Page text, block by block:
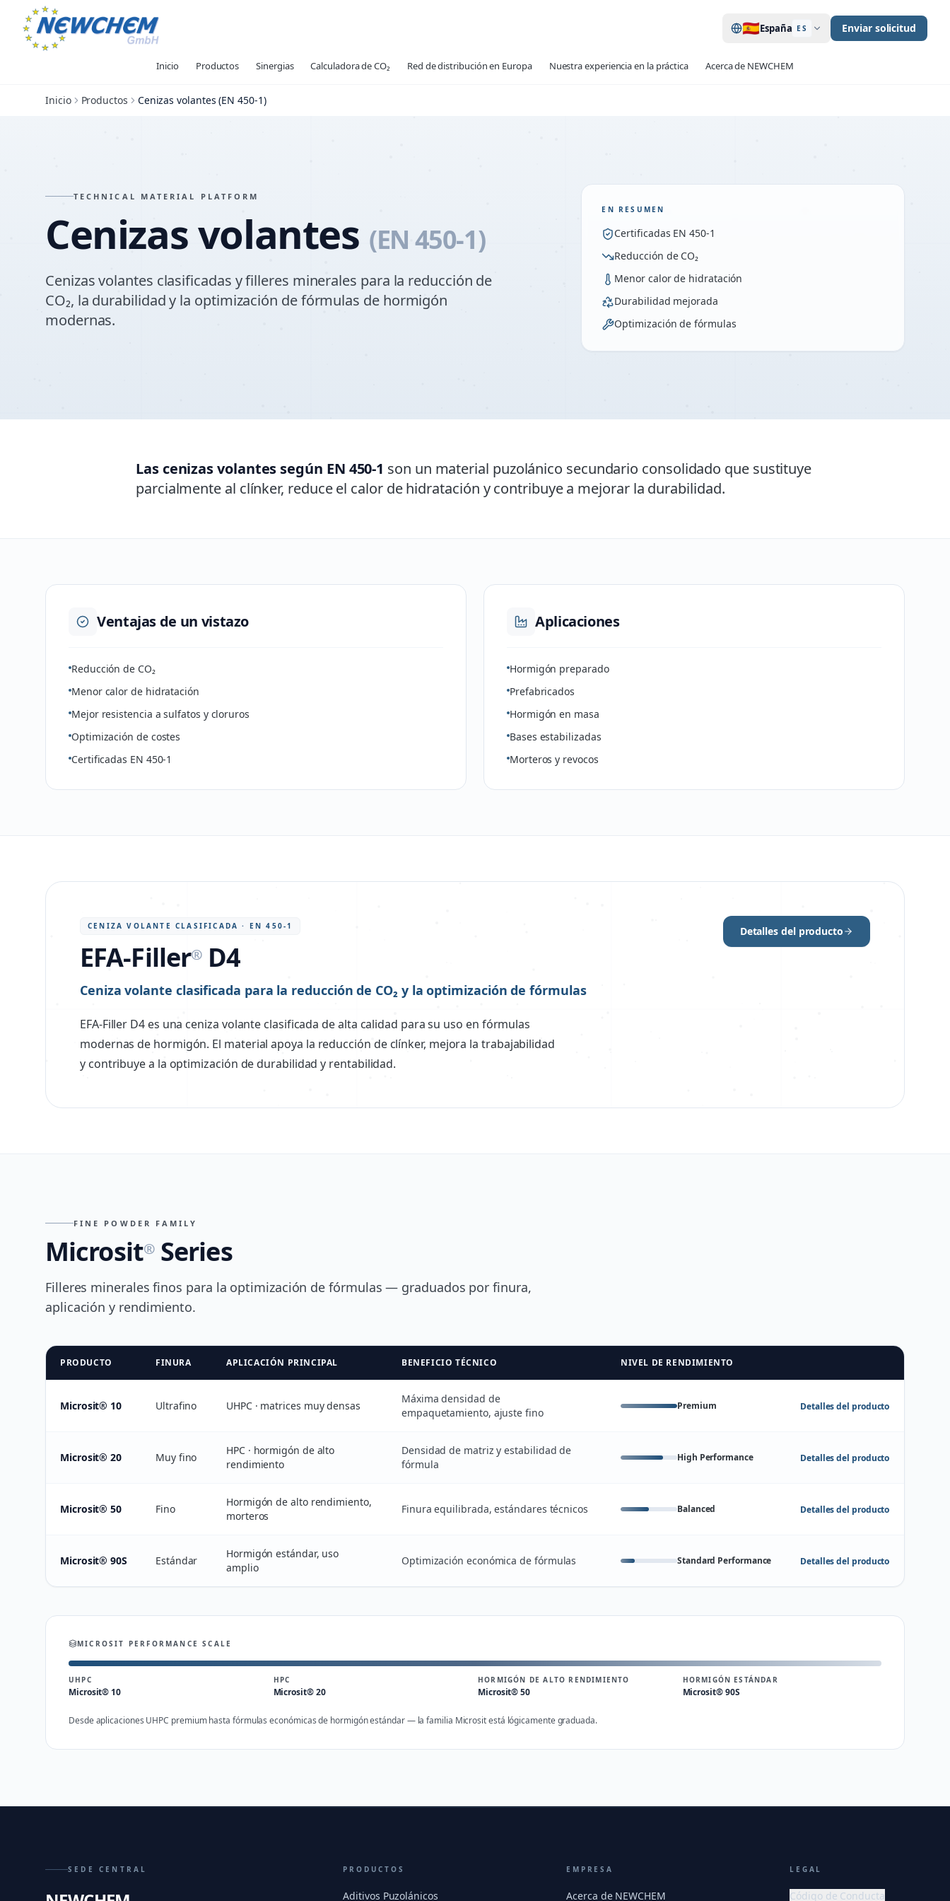
🇪🇸España ES Enviar solicitud
Inicio Productos Sinergias Calculadora de CO₂ Red de distribución en Europa Nuestra experiencia en la práctica Acerca de NEWCHEM
Inicio Productos Cenizas volantes (EN 450-1)
TECHNICAL MATERIAL PLATFORM
Cenizas volantes (EN 450-1)
Cenizas volantes clasificadas y filleres minerales para la reducción de
CO₂, la durabilidad y la optimización de fórmulas de hormigón
modernas.
EN RESUMEN
Certificadas EN 450-1
Reducción de CO₂
Menor calor de hidratación
Durabilidad mejorada
Optimización de fórmulas
Las cenizas volantes según EN 450-1 son un material puzolánico secundario consolidado que sustituye
parcialmente al clínker, reduce el calor de hidratación y contribuye a mejorar la durabilidad.
Ventajas de un vistazo
Reducción de CO₂
Menor calor de hidratación
Mejor resistencia a sulfatos y cloruros
Optimización de costes
Certificadas EN 450-1
Aplicaciones
Hormigón preparado
Prefabricados
Hormigón en masa
Bases estabilizadas
Morteros y revocos
CENIZA VOLANTE CLASIFICADA · EN 450-1
EFA-Filler® D4
Ceniza volante clasificada para la reducción de CO₂ y la optimización de fórmulas
EFA-Filler D4 es una ceniza volante clasificada de alta calidad para su uso en fórmulas
modernas de hormigón. El material apoya la reducción de clínker, mejora la trabajabilidad
y contribuye a la optimización de durabilidad y rentabilidad.
Detalles del producto
FINE POWDER FAMILY
Microsit®Series
Filleres minerales finos para la optimización de fórmulas — graduados por finura,
aplicación y rendimiento.
PRODUCTO FINURA APLICACIÓN PRINCIPAL BENEFICIO TÉCNICO NIVEL DE RENDIMIENTO
Microsit® 10 Ultrafino UHPC · matrices muy densas
Máxima densidad de
empaquetamiento, ajuste fino
Premium Detalles del producto
Microsit® 20 Muy fino
HPC · hormigón de alto
rendimiento
Densidad de matriz y estabilidad de
fórmula
High Performance Detalles del producto
Microsit® 50 Fino
Hormigón de alto rendimiento,
morteros
Finura equilibrada, estándares técnicos Balanced Detalles del producto
Microsit® 90S Estándar
Hormigón estándar, uso
amplio
Optimización económica de fórmulas Standard Performance Detalles del producto
MICROSIT PERFORMANCE SCALE
UHPC
Microsit® 10
HPC
Microsit® 20
HORMIGÓN DE ALTO RENDIMIENTO
Microsit® 50
HORMIGÓN ESTÁNDAR
Microsit® 90S
Desde aplicaciones UHPC premium hasta fórmulas económicas de hormigón estándar — la familia Microsit está lógicamente graduada.
SEDE CENTRAL PRODUCTOS
Aditivos Puzolánicos
EMPRESA
Acerca de NEWCHEM
LEGAL
Código de Conducta